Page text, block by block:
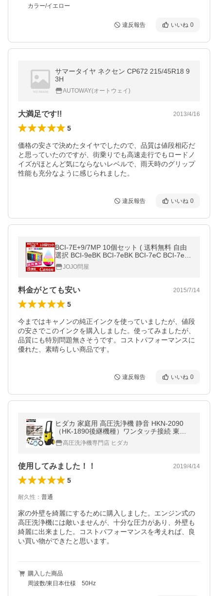
カラー/イエロー
違反報告 いいね 0
サマータイヤ ネクセン CP672 215/45R18 9
3H
AUTOWAY(オートウェイ)
大満足です!! 2013/4/16
5
価格の安さで決めたタイヤでしたので、品質は値段相応だ
と思っていたのですが、街乗りでも高速走行でもロードノ
イズがほとんど気にならないレベルで、雨天時のグリップ
性能も充分なように感じられました。
違反報告 いいね 0
BCI-7E+9/7MP 10個セット ( 送料無料 自由
選択 BCI-9eBK BCI-7eBK BCI-7eC BCI-7eM
BCI-7eY BCI-7ePC BCI-7ePM ) 互換インク
キヤノン CANON
JOJO問屋
料金がとても安い 2015/7/14
5
今まではキャノンの純正インクを使っていましたが、値段
の安さでこのインクを購入しました。使ってみましたが、
品質にも特別問題無さそうです。コストパフォーマンスに
優れた、素晴らしい商品です。
違反報告 いいね 0
ヒダカ 家庭用 高圧洗浄機 静音 HKN-2090
（HK-1890後継機種）ワンタッチ接続 東日
本 西日本 50Hz/60Hz 別 洗車 洗車機 洗車用
品 外壁 レビュープレゼント対象
高圧洗浄機専門店 ヒダカ
使用してみました！！ 2019/4/14
5
耐久性 ： 普通
家の外壁を綺麗にするために購入しました。エンジン式の
高圧洗浄機には敵いませんが、十分な圧力があり、外壁も
綺麗に出来ました。コストパフォーマンスを考えれば、良
い買い物ができたと思います。
購入した商品
周波数/東日本仕様 50Hz